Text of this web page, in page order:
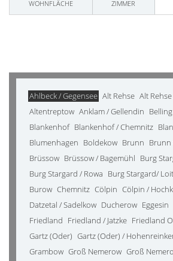
WOHNFLÄCHE
ZIMMER
Ahlbeck / Gegensee Alt Rehse Alt
Altentreptow Anklam / Gellendin Belling
Blankenhof Blankenhof / Chemnitz
Blumenhagen Boldekow Brunn Brunn
Brüssow Brüssow / Bagemühl Burg
Burg Stargard / Rowa Burg Stargard/
Burow Chemnitz Cölpin Cölpin /
Datzetal / Sadelkow Ducherow Eggesin
Friedland Friedland / Jatzke Friedland
Gartz (Oder) Gartz (Oder) /
Grambow Groß Nemerow Groß